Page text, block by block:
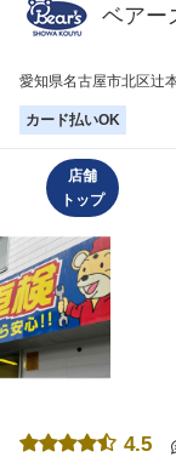
ベア
愛知県名古屋市北区辻
カード払いOK
店舗
トップ
4.5